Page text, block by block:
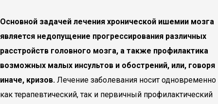
Основной задачей лечения хронической ишемии мозга
является недопущение прогрессирования различных
расстройств головного мозга, а также профилактика
возможных малых инсультов и обострений, или, говоря
иначе, кризов. Лечение заболевания носит одновременно
как терапевтический, так и первичный профилактический